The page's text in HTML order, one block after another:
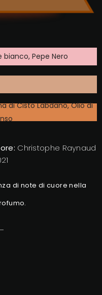
bianco, Pepe Nero
di Cisto Labdano, Olio di
Christophe Raynaud
di note di cuore nella